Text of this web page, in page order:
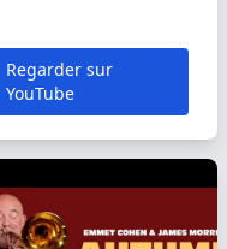
Regarder sur
YouTube